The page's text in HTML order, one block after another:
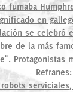
fumaba
en
se celebró
de la más
Protagonistas